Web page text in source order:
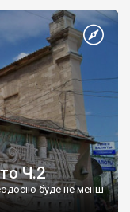
Ч.2
буде не менш